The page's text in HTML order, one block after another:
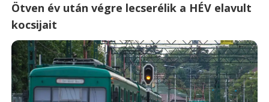
Ötven év után végre lecserélik a HÉV elavult
kocsijait